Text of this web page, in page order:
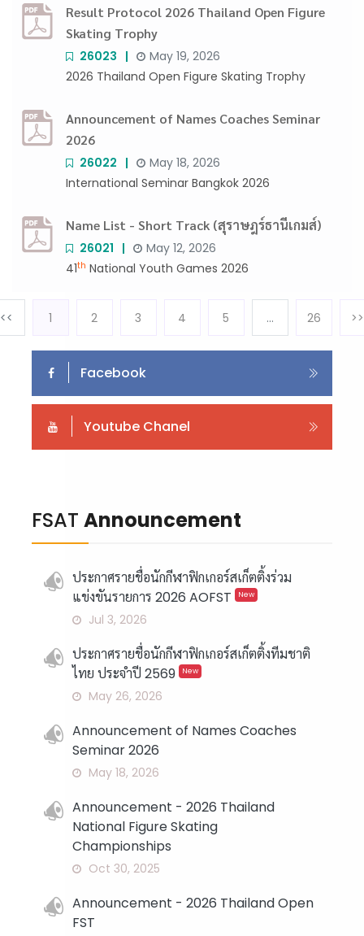
Result Protocol 2026 Thailand Open Figure
Skating Trophy
26023
May 19, 2026
2026 Thailand Open Figure Skating Trophy
Announcement of Names Coaches Seminar
2026
26022
May 18, 2026
International Seminar Bangkok 2026
Name List - Short Track (สุราษฎร์ธานีเกมส์)
26021
May 12, 2026
41th National Youth Games 2026
<< 1 2 3 4 5 … 26 >>
Facebook
Youtube Chanel
FSAT Announcement
ประกาศรายชื่อนักกีฬาฟิกเกอร์สเก็ตติ้งร่วม
แข่งขันรายการ 2026 AOFST
New
Jul 3, 2026
ประกาศรายชื่อนักกีฬาฟิกเกอร์สเก็ตติ้งทีมชาติ
ไทย ประจำปี 2569
New
May 26, 2026
Announcement of Names Coaches
Seminar 2026
May 18, 2026
Announcement - 2026 Thailand
National Figure Skating
Championships
Oct 30, 2025
Announcement - 2026 Thailand Open
FST